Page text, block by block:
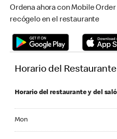
Ordena ahora con Mobile Order
recógelo en el restaurante
Horario del Restaurante
Horario del restaurante y del
Mon